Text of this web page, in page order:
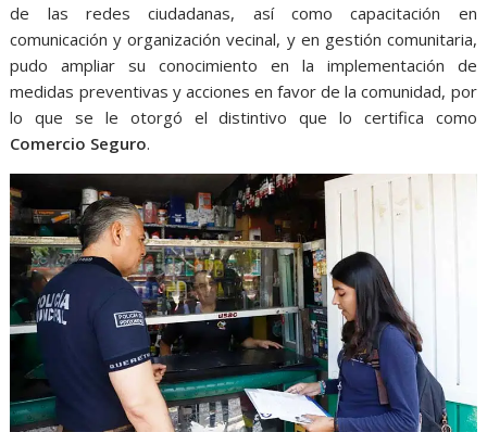
de las redes ciudadanas, así como capacitación en
comunicación y organización vecinal, y en gestión comunitaria,
pudo ampliar su conocimiento en la implementación de
medidas preventivas y acciones en favor de la comunidad, por
lo que se le otorgó el distintivo que lo certifica como
Comercio Seguro.